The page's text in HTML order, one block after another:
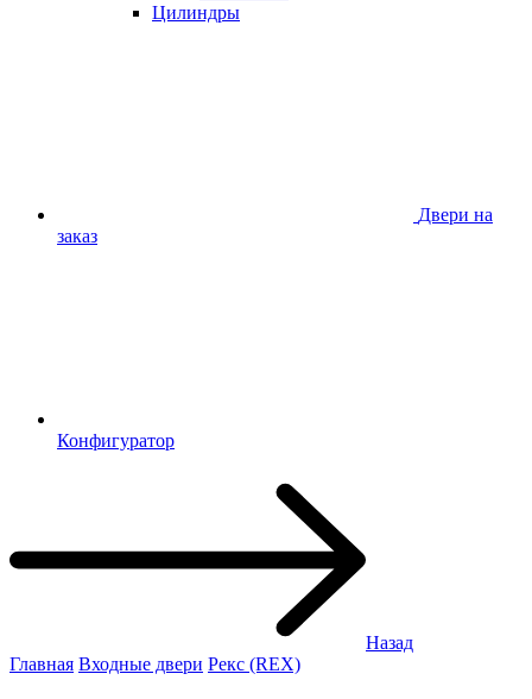
Цилиндры
Двери на
заказ
Конфигуратор
Назад
Главная Входные двери Рекс (REX)